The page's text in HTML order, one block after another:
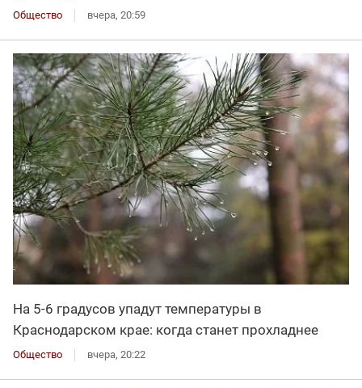
Общество вчера, 20:59
На 5-6 градусов упадут температуры в
Краснодарском крае: когда станет прохладнее
Общество вчера, 20:22